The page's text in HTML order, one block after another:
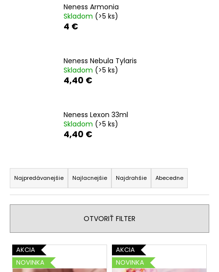
Neness Armonia
Skladom (>5 ks)
4 €
Neness Nebula Tylaris
Skladom (>5 ks)
4,40 €
Neness Lexon 33ml
Skladom (>5 ks)
4,40 €
R
a
d
e
i
e
p
Najpredávanejšie Najlacnejšie Najdrahšie Abecedne
OTVORIŤ FILTER
V
ý
AKCIA
NOVINKA
AKCIA
NOVINKA
HĽADAŤ
O
p
o
r